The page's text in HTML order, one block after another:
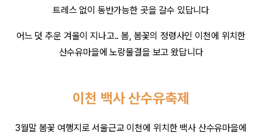
트레스 없이 동반가능한 곳을 갈수 있답니다
어느 덧 추운 겨울이 지나고.. 봄, 봄꽃의 정령사인 이천에 위치한
산수유마을에 노랑물결을 보고 왔답니다
이천 백사 산수유축제
3월말 봄꽃 여행지로 서울근교 이천에 위치한 백사 산수유마을에